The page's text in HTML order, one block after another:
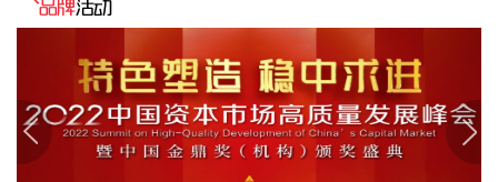
16.0个百分点，对CPI的上拉影响比上月减少约0.45个百分
点，带动能源价格涨幅回落至0.6%。扣除能源的工业消费品价
格上涨1.5%，涨幅比上月回落0.2个百分点，影响CPI同比上涨
约0.37个百分点。其中，黄金饰品、个人护理用品和家用器具
价格分别上涨24.6%、1.7%和0.2%，涨幅均有回落，合计影响
CPI同比上涨约0.13个百分点；计算机、平板电脑和移动电话
机价格分别上涨17.4%、17.2%和8.5%，涨幅均有扩大，合计